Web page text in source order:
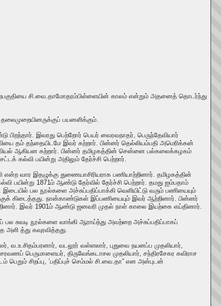
சி.வை.தாமோதரம்பிள்ளையின் காலம் என்றும் அதனைத் தொடர்ந்து
பயனளிக்கும்.
பிறந்தார். இவரது பெற்றோர் பெயர் வைரவநாதர், பெருந்தேவியார்
தம் தந்தையிடமே இவர் கற்றார். பின்னர் தெல்லியம்பதி அமெரிக்கன்
ஆகியன கற்றார். பின்னர் தமிழகத்தின் சென்னை பல்கலைக்கழகம்
கல்வி பயின்று அதிலும் தேர்ச்சி பெற்றார்.
வார இதழுக்கு துணையாசிரியராக பணியாற்றினார். தமிழகத்தின்
பயின்று 1871ம் ஆண்டு தேர்வில் தேர்ச்சி பெற்றார். தமது ஐம்பதாம்
பல நூல்களை அச்சுப்பதிப்பாக்கி வெளியிட்டு வரும் பணியையும்
கிடைத்தது. நான்காண்டுகள் இப்பணியையும் இவர் ஆற்றினார். பின்னர்
இவர் 1901ம் ஆண்டு ஜனவரி முதல் நாள் காலை இயற்கை எய்தினார்.
பல சுவடி நூல்களை வாங்கி ஆராய்ந்து அவற்றை அச்சுப்பதிப்பாகப்
த்து கவுரவித்தது.
வ.உ.சிதம்பரனார், வடலூர் வள்ளலார், புதுவை நயனப்ப முதலியார்,
பெருமாளையர், திருவேங்கடாசல முதலியார், சந்திரசேகர கவிராச
பெறும் சிறப்பு, ’பதிப்புச் செம்மல் சி.வை.தா” என அன்புடன்